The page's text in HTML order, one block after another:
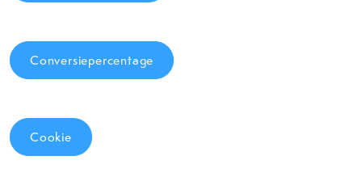
Conversiepercentage
Cookie